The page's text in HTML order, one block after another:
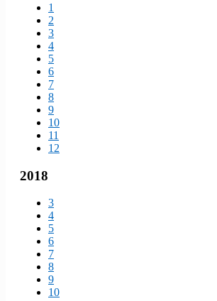
1
2
3
4
5
6
7
8
9
10
11
12
2018
3
4
5
6
7
8
9
10